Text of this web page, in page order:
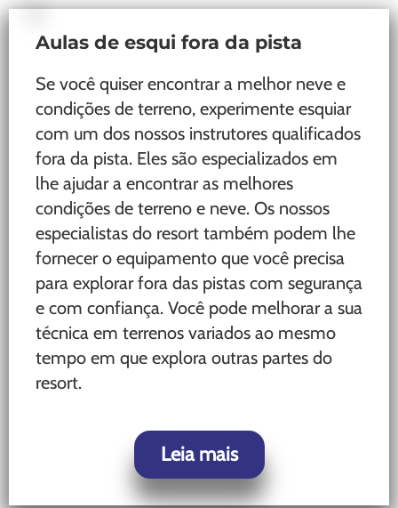
Aulas de esqui fora da pista
Se você quiser encontrar a melhor neve e
condições de terreno, experimente esquiar
com um dos nossos instrutores qualificados
fora da pista. Eles são especializados em
lhe ajudar a encontrar as melhores
condições de terreno e neve. Os nossos
especialistas do resort também podem lhe
fornecer o equipamento que você precisa
para explorar fora das pistas com segurança
e com confiança. Você pode melhorar a sua
técnica em terrenos variados ao mesmo
tempo em que explora outras partes do
resort.
Leia mais